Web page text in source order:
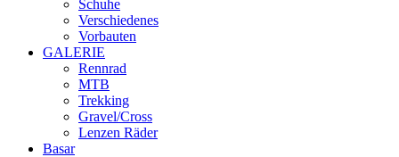
Schuhe
Verschiedenes
Vorbauten
GALERIE
Rennrad
MTB
Trekking
Gravel/Cross
Lenzen Räder
Basar